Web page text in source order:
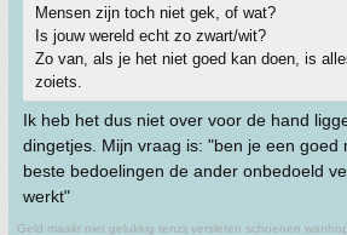
Mensen zijn toch niet gek, of wat?
Is jouw wereld echt zo zwart/wit?
Zo van, als je het niet goed kan doen, is
zoiets.
Ik heb het dus niet over voor de hand
dingetjes. Mijn vraag is: "ben je een goed
beste bedoelingen de ander onbedoeld
werkt"
Geld maakt niet gelukkig tenzij versleten schoenen